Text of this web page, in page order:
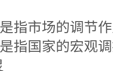
指市场的调节
指国家的宏观